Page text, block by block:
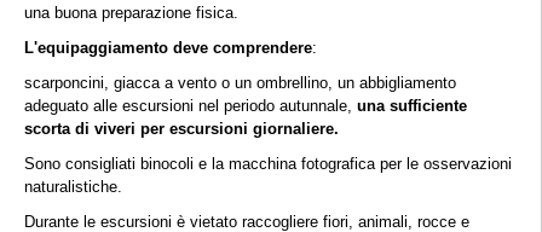
una buona preparazione fisica.
L'equipaggiamento deve comprendere:
scarponcini, giacca a vento o un ombrellino, un abbigliamento
adeguato alle escursioni nel periodo autunnale, una sufficiente
scorta di viveri per escursioni giornaliere.
Sono consigliati binocoli e la macchina fotografica per le osservazioni
naturalistiche.
Durante le escursioni è vietato raccogliere fiori, animali, rocce e